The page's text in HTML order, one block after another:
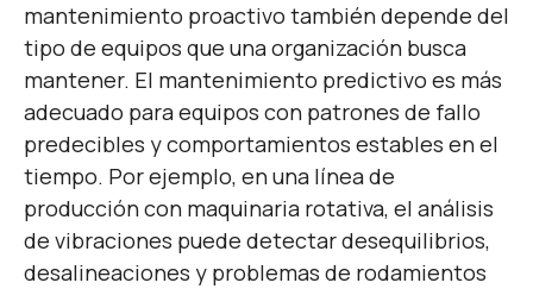
mantenimiento proactivo también depende del
tipo de equipos que una organización busca
mantener. El mantenimiento predictivo es más
adecuado para equipos con patrones de fallo
predecibles y comportamientos estables en el
tiempo. Por ejemplo, en una línea de
producción con maquinaria rotativa, el análisis
de vibraciones puede detectar desequilibrios,
desalineaciones y problemas de rodamientos